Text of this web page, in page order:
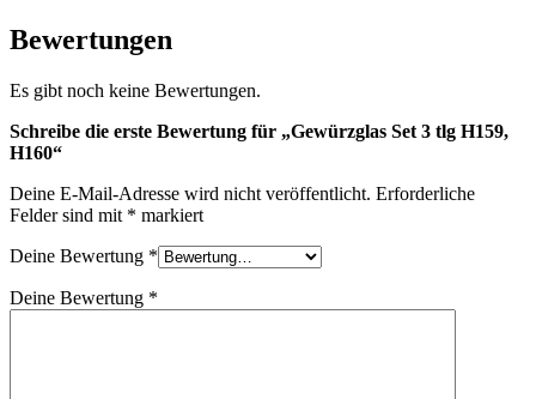
Bewertungen
Es gibt noch keine Bewertungen.
Schreibe die erste Bewertung für „Gewürzglas Set 3 tlg H159,
H160“
Deine E-Mail-Adresse wird nicht veröffentlicht. Erforderliche
Felder sind mit * markiert
Deine Bewertung *
Deine Bewertung *